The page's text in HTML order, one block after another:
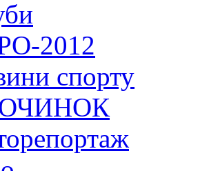
2012
спорту